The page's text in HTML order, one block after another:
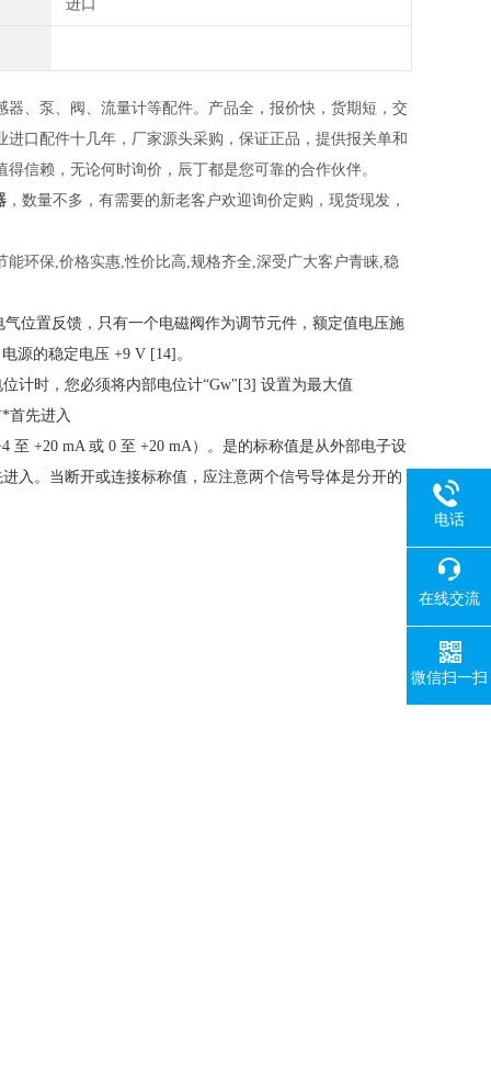
器、 泵 、 阀 、 流量计等配件。 产品全 ， 报价快，货期短 ， 交
进口配件十几年，厂家源头采购，保证正品，提供报关单和
得信赖 ， 无论何时询价，辰丁都是您可靠的合作伙伴。
，数量不多，有需要的新老客户欢迎询价定购，现货现发，
能环保,价格实惠,性价比高,规格齐全,深受广大客户青睐,稳
位置反馈，只有一个电磁阀作为调节元件，额定值电压施
源的稳定电压 +9 V [14]。
计时，您必须将内部电位计“Gw"[3] 设置为最大值
首先进入
+20 mA 或 0 至 +20 mA）。是的标称值是从外部电子设
入。当断开或连接标称值，应注意两个信号导体是分开的
电话
在线交流
微信扫一扫